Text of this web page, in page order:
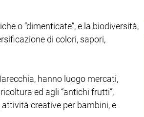
o “dimenticate”, e la biodiversità,
di colori, sapori,
hanno luogo mercati,
ed agli “antichi frutti”,
creative per bambini, e